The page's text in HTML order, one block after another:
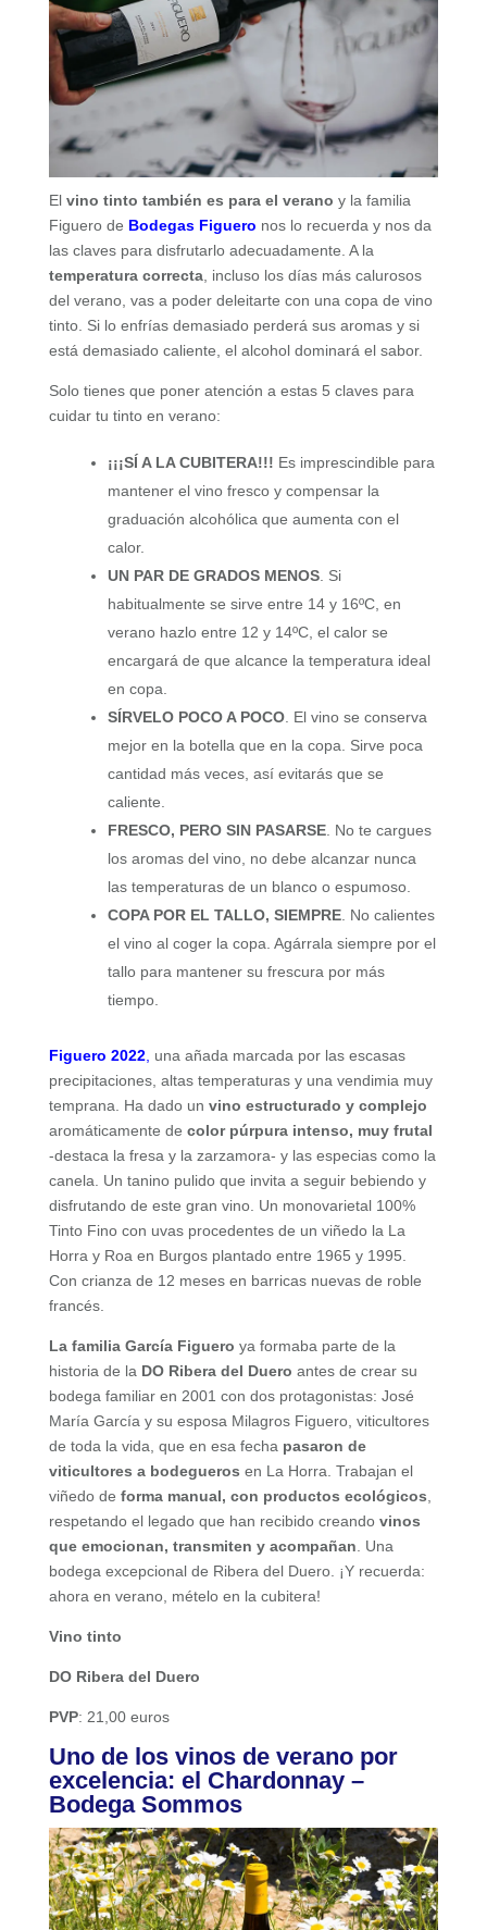
El vino tinto también es para el verano y la familia
Figuero de Bodegas Figuero nos lo recuerda y nos da
las claves para disfrutarlo adecuadamente. A la
temperatura correcta, incluso los días más calurosos
del verano, vas a poder deleitarte con una copa de vino
tinto. Si lo enfrías demasiado perderá sus aromas y si
está demasiado caliente, el alcohol dominará el sabor.
Solo tienes que poner atención a estas 5 claves para
cuidar tu tinto en verano:
¡¡¡SÍ A LA CUBITERA!!! Es imprescindible para
mantener el vino fresco y compensar la
graduación alcohólica que aumenta con el
calor.
UN PAR DE GRADOS MENOS. Si
habitualmente se sirve entre 14 y 16ºC, en
verano hazlo entre 12 y 14ºC, el calor se
encargará de que alcance la temperatura ideal
en copa.
SÍRVELO POCO A POCO. El vino se conserva
mejor en la botella que en la copa. Sirve poca
cantidad más veces, así evitarás que se
caliente.
FRESCO, PERO SIN PASARSE. No te cargues
los aromas del vino, no debe alcanzar nunca
las temperaturas de un blanco o espumoso.
COPA POR EL TALLO, SIEMPRE. No calientes
el vino al coger la copa. Agárrala siempre por el
tallo para mantener su frescura por más
tiempo.
Figuero 2022, una añada marcada por las escasas
precipitaciones, altas temperaturas y una vendimia muy
temprana. Ha dado un vino estructurado y complejo
aromáticamente de color púrpura intenso, muy frutal
-destaca la fresa y la zarzamora- y las especias como la
canela. Un tanino pulido que invita a seguir bebiendo y
disfrutando de este gran vino. Un monovarietal 100%
Tinto Fino con uvas procedentes de un viñedo la La
Horra y Roa en Burgos plantado entre 1965 y 1995.
Con crianza de 12 meses en barricas nuevas de roble
francés.
La familia García Figuero ya formaba parte de la
historia de la DO Ribera del Duero antes de crear su
bodega familiar en 2001 con dos protagonistas: José
María García y su esposa Milagros Figuero, viticultores
de toda la vida, que en esa fecha pasaron de
viticultores a bodegueros en La Horra. Trabajan el
viñedo de forma manual, con productos ecológicos
respetando el legado que han recibido creando vinos
que emocionan, transmiten y acompañan . Una
bodega excepcional de Ribera del Duero. ¡Y recuerda:
ahora en verano, mételo en la cubitera!
Vino tinto
DO Ribera del Duero
PVP: 21,00 euros
Uno de los vinos de verano por
excelencia: el Chardonnay –
Bodega Sommos